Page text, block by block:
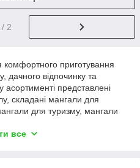
/ 2
приготування
дачного відпочинку та
представлені
складані мангали для
для туризму, мангали
різної довжини та
все